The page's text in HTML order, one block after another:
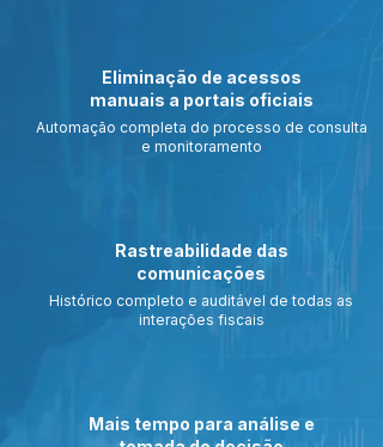
Eliminação de acessos
manuais a portais oficiais
Automação completa do processo de consulta
e monitoramento
Rastreabilidade das
comunicações
Histórico completo e auditável de todas as
interações fiscais
Mais tempo para análise e